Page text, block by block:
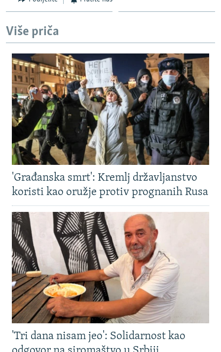
TV LIBERTY
POST SCRIPTUM
MOJA EVROPA
TRI DECENIJE OD RATA U BIH
SVE KARTE DEJTONA
NASTANAK I RASPAD JUGOSLAVIJE
Sve RFE/RL stranice
Više priča
'Građanska smrt': Kremlj državljanstvo
koristi kao oružje protiv prognanih Rusa
'Tri dana nisam jeo': Solidarnost kao